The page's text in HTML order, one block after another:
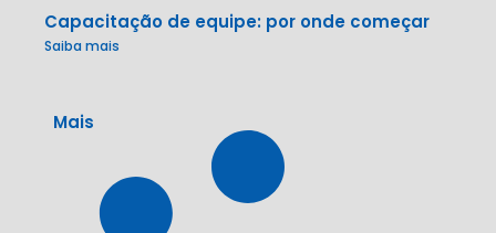
Capacitação de equipe: por onde começar
Saiba mais
Mais